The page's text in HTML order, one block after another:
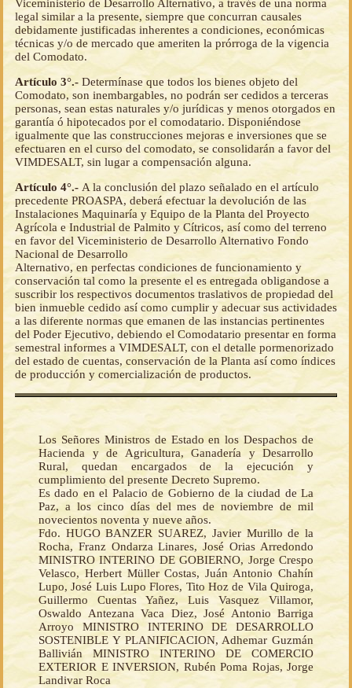
Viceministerio de Desarrollo Alternativo, a través de una norma
legal similar a la presente, siempre que concurran causales
debidamente justificadas inherentes a condiciones, económicas
técnicas y/o de mercado que ameriten la prórroga de la vigencia
del Comodato.
Artículo 3°.- Determínase que todos los bienes objeto del
Comodato, son inembargables, no podrán ser cedidos a terceras
personas, sean estas naturales y/o jurídicas y menos otorgados en
garantía ó hipotecados por el comodatario. Disponiéndose
igualmente que las construcciones mejoras e inversiones que se
efectuaren en el curso del comodato, se consolidarán a favor del
VIMDESALT, sin lugar a compensación alguna.
Artículo 4°.- A la conclusión del plazo señalado en el artículo
precedente PROASPA, deberá efectuar la devolución de las
Instalaciones Maquinaría y Equipo de la Planta del Proyecto
Agrícola e Industrial de Palmito y Cítricos, así como del terreno
en favor del Viceministerio de Desarrollo Alternativo Fondo
Nacional de Desarrollo
Alternativo, en perfectas condiciones de funcionamiento y
conservación tal como la presente el es entregada obligandose a
suscribir los respectivos documentos traslativos de propiedad del
bien inmueble cedido así como cumplir y adecuar sus actividades
a las diferente normas que emanen de las instancias pertinentes
del Poder Ejecutivo, debiendo el Comodatario presentar en forma
semestral informes a VIMDESALT, con el detalle pormenorizado
del estado de cuentas, conservación de la Planta así como índices
de producción y comercialización de productos.
Los Señores Ministros de Estado en los Despachos de
Hacienda y de Agricultura, Ganadería y Desarrollo
Rural, quedan encargados de la ejecución y
cumplimiento del presente Decreto Supremo.
Es dado en el Palacio de Gobierno de la ciudad de La
Paz, a los cinco días del mes de noviembre de mil
novecientos noventa y nueve años.
Fdo. HUGO BANZER SUAREZ, Javier Murillo de la
Rocha, Franz Ondarza Linares, José Orias Arredondo
MINISTRO INTERINO DE GOBIERNO, Jorge Crespo
Velasco, Herbert Müller Costas, Juán Antonio Chahín
Lupo, José Luis Lupo Flores, Tito Hoz de Vila Quiroga,
Guillermo Cuentas Yañez, Luis Vasquez Villamor,
Oswaldo Antezana Vaca Diez, José Antonio Barriga
Arroyo MINISTRO INTERINO DE DESARROLLO
SOSTENIBLE Y PLANIFICACION, Adhemar Guzmán
Ballivián MINISTRO INTERINO DE COMERCIO
EXTERIOR E INVERSION, Rubén Poma Rojas, Jorge
Landivar Roca